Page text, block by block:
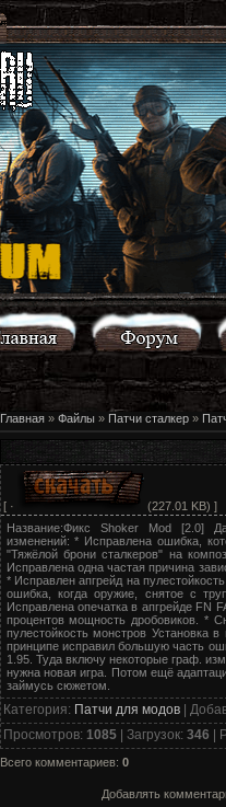
Главная» Файлы» Патчи сталкер»
[ ·
(227.01 KB) ]
Название:Фикс Shoker Mod [2.0]
изменений: * Исправлена ошибка,
"Тяжёлой брони сталкеров" на
Исправлена одна частая причина
* Исправлен апгрейд на
ошибка, когда оружие, снятое с
Исправлена опечатка в апгрейде FN
процентов мощность дробовиков. *
пулестойкость монстров Установка
принципе исправил большую часть
1.95. Туда включу некоторые граф.
нужна новая игра. Потом ещё
займусь сюжетом.
Категория: Патчи для модов|
Просмотров: 1085| Загрузок: 346 |
Всего комментариев: 0
Добавлять